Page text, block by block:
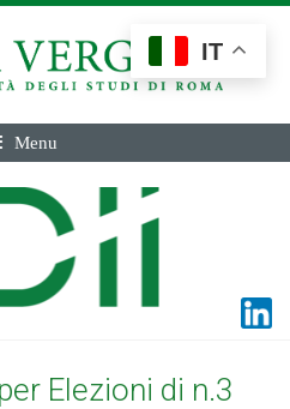
Menu
Elezioni di n.3
IT